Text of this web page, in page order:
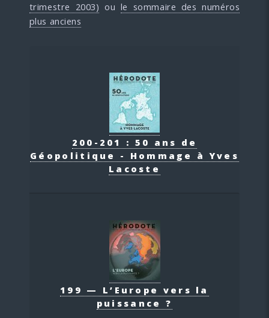
trimestre 2003) ou le sommaire des numéros
plus anciens
200-201 : 50 ans de
Géopolitique - Hommage à Yves
Lacoste
199 — L’Europe vers la
puissance ?